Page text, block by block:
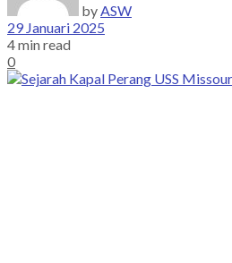
byASW
29 Januari 2025
4 min read
0